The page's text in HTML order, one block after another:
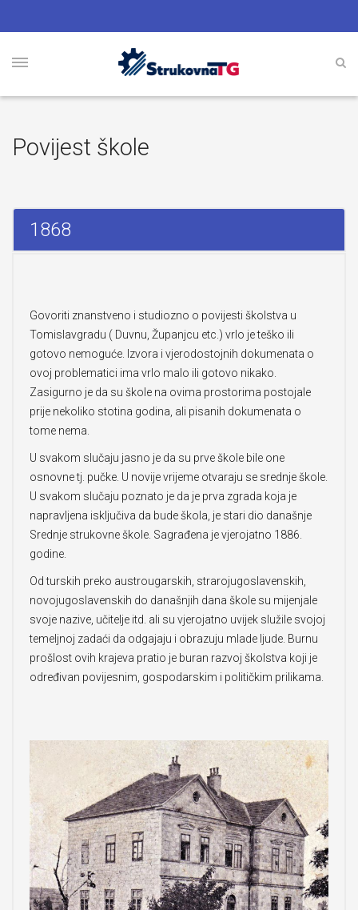
Povijest škole
1868
Govoriti znanstveno i studiozno o povijesti školstva u
Tomislavgradu ( Duvnu, Županjcu etc.) vrlo je teško ili
gotovo nemoguće. Izvora i vjerodostojnih dokumenata o
ovoj problematici ima vrlo malo ili gotovo nikako.
Zasigurno je da su škole na ovima prostorima postojale
prije nekoliko stotina godina, ali pisanih dokumenata o
tome nema.
U svakom slučaju jasno je da su prve škole bile one
osnovne tj. pučke. U novije vrijeme otvaraju se srednje škole.
U svakom slučaju poznato je da je prva zgrada koja je
napravljena isključiva da bude škola, je stari dio današnje
Srednje strukovne škole. Sagrađena je vjerojatno 1886.
godine.
Od turskih preko austrougarskih, strarojugoslavenskih,
novojugoslavenskih do današnjih dana škole su mijenjale
svoje nazive, učitelje itd. ali su vjerojatno uvijek služile svojoj
temeljnoj zadaći da odgajaju i obrazuju mlade ljude. Burnu
prošlost ovih krajeva pratio je buran razvoj školstva koji je
određivan povijesnim, gospodarskim i političkim prilikama.